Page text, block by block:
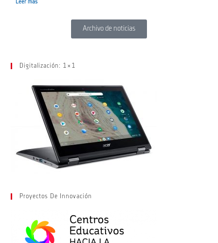
Leer más
Archivo de noticias
Digitalización: 1×1
Proyectos De Innovación